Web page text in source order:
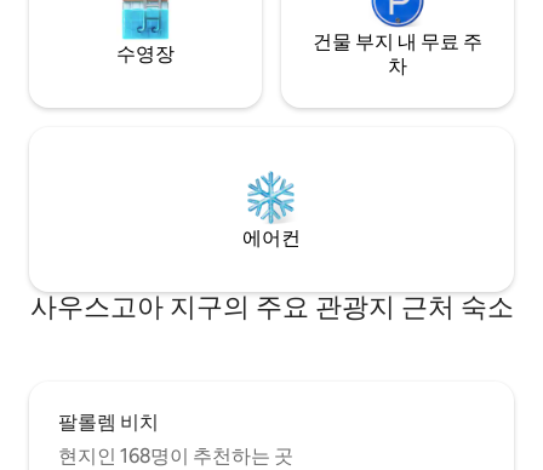
수영장
건물 부지 내 무료 주
차
에어컨
사우스고아 지구의 주요 관광지 근처 숙소
팔롤렘 비치
현지인 168명이 추천하는 곳